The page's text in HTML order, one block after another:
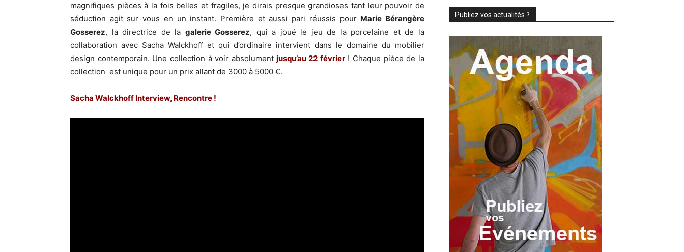
magnifiques pièces à la fois belles et fragiles, je dirais presque grandioses tant leur pouvoir de
séduction agit sur vous en un instant. Première et aussi pari réussis pour Marie Bérangère
Gosserez, la directrice de la galerie Gosserez, qui a joué le jeu de la porcelaine et de la
collaboration avec Sacha Walckhoff et qui d’ordinaire intervient dans le domaine du mobilier
design contemporain. Une collection à voir absolumentjusqu’au 22 février! Chaque pièce de la
collection est unique pour un prix allant de 3000 à 5000 €.
Sacha Walckhoff Interview, Rencontre !
Publiez vos actualités ?